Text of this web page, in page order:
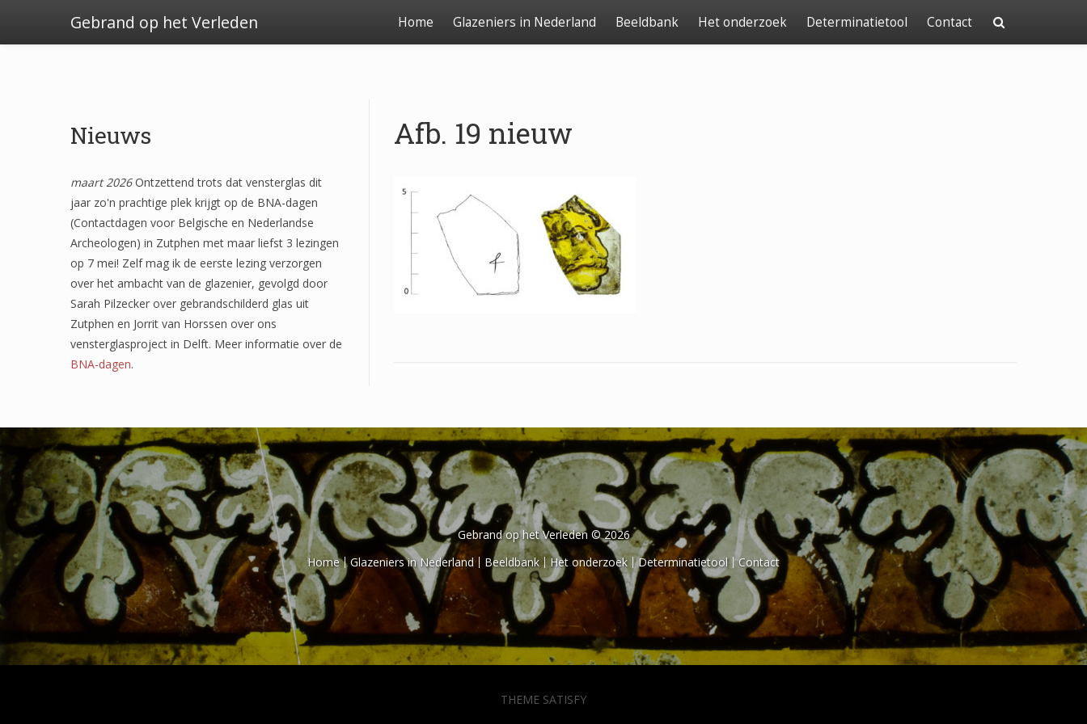
Gebrand op het Verleden Home Glazeniers in Nederland Beeldbank Het onderzoek Determinatietool Contact
Nieuws
maart 2026Ontzettend trots dat vensterglas dit
jaar zo'n prachtige plek krijgt op de BNA-dagen
(Contactdagen voor Belgische en Nederlandse
Archeologen) in Zutphen met maar liefst 3 lezingen
op 7 mei! Zelf mag ik de eerste lezing verzorgen
over het ambacht van de glazenier, gevolgd door
Sarah Pilzecker over gebrandschilderd glas uit
Zutphen en Jorrit van Horssen over ons
vensterglasproject in Delft. Meer informatie over de
BNA-dagen.
Afb. 19 nieuw
Gebrand op het Verleden © 2026
Home
Glazeniers in Nederland Beeldbank Het onderzoek Determinatietool Contact
THEME SATISFY